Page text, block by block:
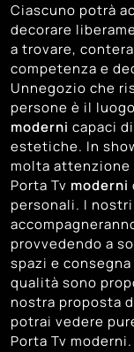
Trento
Treviso
Venezia
Vicenza
Ciascuno potrà
decorare
a trovare,
competenza e
Unnegozio che
persone è il
moderni capaci
estetiche. In
molta attenzione
Porta Tv moderni
personali. I
provvedendo a
spazi e
qualità sono
nostra proposta
potrai vedere
Porta Tv moderni.